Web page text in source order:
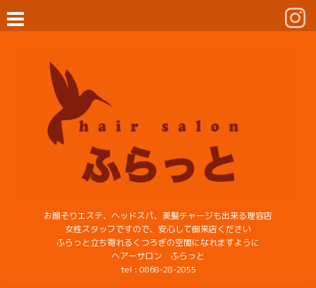
お顔そりエステ、ヘッドスパ、美髪チャージも出来る理容店
女性スタッフですので、安心して御来店ください
ふらっと立ち寄れるくつろぎの空間になれますように
ヘアーサロン ふらっと
tel : 0868-28-2055